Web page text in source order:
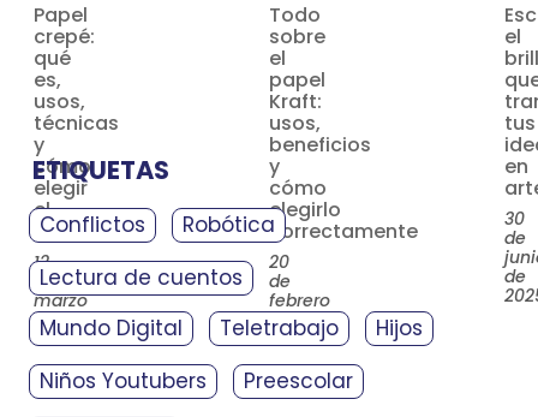
Papel
crepé:
qué
es,
usos,
técnicas
y
cómo
elegir
el
adecuado
12
de
marzo
de
2026
Todo
sobre
el
papel
Kraft:
usos,
beneficios
y
cómo
elegirlo
correctamente
20
de
febrero
de
2026
el
tus
en
30
de
de
ETIQUETAS
Conflictos
Robótica
Lectura de cuentos
Mundo Digital
Teletrabajo
Hijos
Niños Youtubers
Preescolar